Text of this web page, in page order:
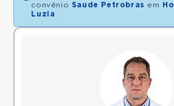
convênio Saude Petrobras em
Luzia